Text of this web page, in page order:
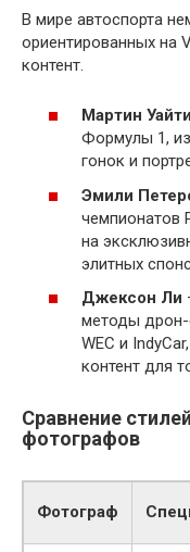
В мире автоспорта
ориентированных на
контент.
Мартин
Формулы 1,
гонок и
Эмили
чемпионатов
на
элитных
Джексон Ли
методы дрон-
WEC и
контент для
Сравнение
фотографов
Фотограф